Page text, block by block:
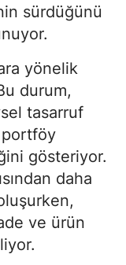
sürdüğünü
yönelik
durum,
tasarruf
gösteriyor.
daha
ve ürün